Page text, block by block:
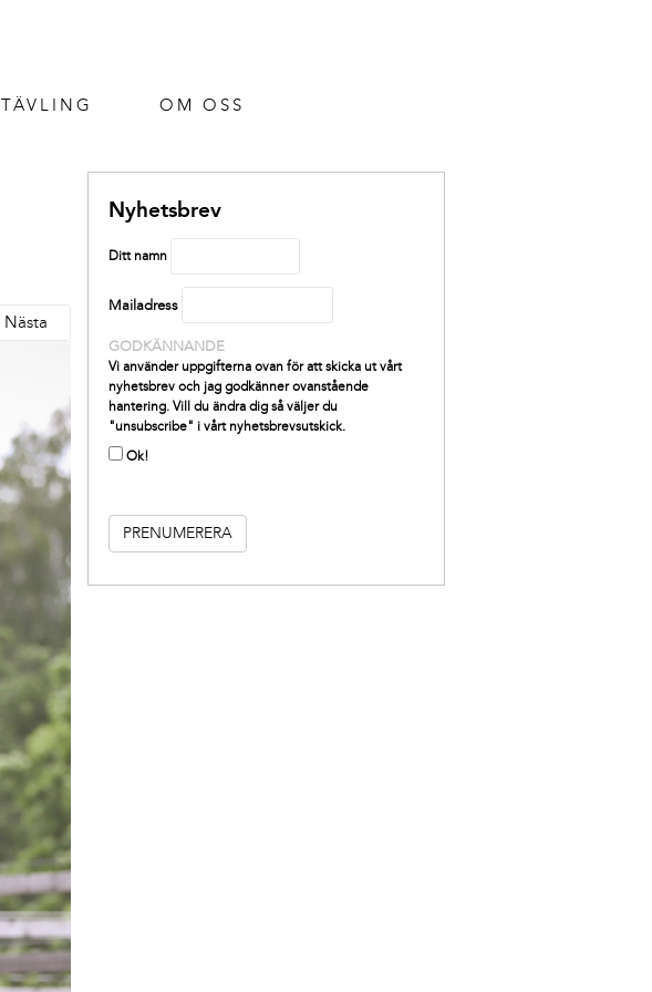
TÄVLING OM OSS
Nästa
Nyhetsbrev
Ditt namn
Mailadress
GODKÄNNANDE
Vi använder uppgifterna ovan för att skicka ut vårt
nyhetsbrev och jag godkänner ovanstående
hantering. Vill du ändra dig så väljer du
"unsubscribe" i vårt nyhetsbrevsutskick.
Ok!